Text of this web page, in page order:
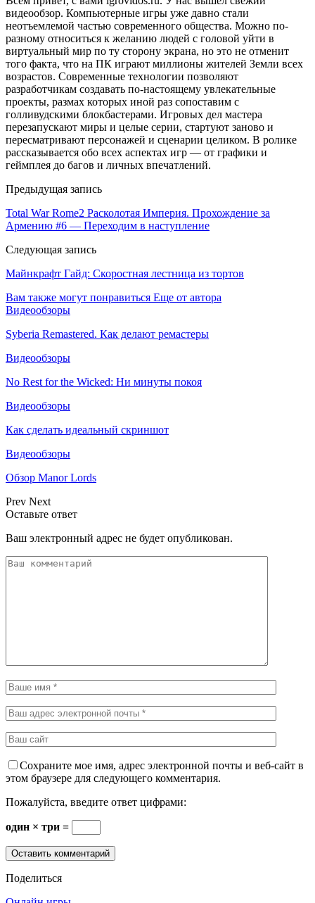
видеообзор. Компьютерные игры уже давно стали
неотъемлемой частью современного общества. Можно по-
разному относиться к желанию людей с головой уйти в
виртуальный мир по ту сторону экрана, но это не отменит
того факта, что на ПК играют миллионы жителей Земли всех
возрастов. Современные технологии позволяют
разработчикам создавать по-настоящему увлекательные
проекты, размах которых иной раз сопоставим с
голливудскими блокбастерами. Игровых дел мастера
перезапускают миры и целые серии, стартуют заново и
пересматривают персонажей и сценарии целиком. В ролике
рассказывается обо всех аспектах игр — от графики и
геймплея до багов и личных впечатлений.
Предыдущая запись
Total War Rome2 Расколотая Империя. Прохождение за
Армению #6 — Переходим в наступление
Следующая запись
Майнкрафт Гайд: Скоростная лестница из тортов
Вам также могут понравиться Еще от автора
Видеообзоры
Syberia Remastered. Как делают ремастеры
Видеообзоры
No Rest for the Wicked: Ни минуты покоя
Видеообзоры
Как сделать идеальный скриншот
Видеообзоры
Обзор Manor Lords
Prev Next
Оставьте ответ
Ваш электронный адрес не будет опубликован.
Сохраните мое имя, адрес электронной почты и веб-сайт в
этом браузере для следующего комментария.
Пожалуйста, введите ответ цифрами:
один × три =
Поделиться